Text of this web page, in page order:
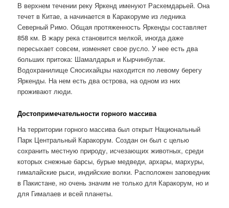
В верхнем течении реку Яркенд именуют Раскемдарьей. Она
течет в Китае, а начинается в Каракоруме из ледника
Северный Римо. Общая протяженность Яркенды составляет
858 км. В жару река становится мелкой, иногда даже
пересыхает совсем, изменяет свое русло. У нее есть два
больших притока: Шамалдарья и Кырчинбулак.
Водохранилище Сяосихайцзы находится по левому берегу
Яркенды. На нем есть два острова, на одном из них
проживают люди.
Достопримечательности горного массива
На территории горного массива был открыт Национальный
Парк Центральный Каракорум. Создан он был с целью
сохранить местную природу, исчезающих животных, среди
которых снежные барсы, бурые медведи, архары, мархуры,
гималайские рыси, индийские волки. Расположен заповедник
в Пакистане, но очень значим не только для Каракорум, но и
для Гималаев и всей планеты.